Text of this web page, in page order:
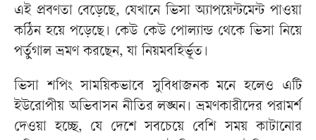
এই প্রবণতা বেড়েছে, যেখানে ভিসা অ্যাপয়েন্টমেন্ট পাওয়া
কঠিন হয়ে পড়েছে। কেউ কেউ পোল্যান্ড থেকে ভিসা নিয়ে
পর্তুগাল ভ্রমণ করছেন, যা নিয়মবহির্ভূত।
ভিসা শপিং সাময়িকভাবে সুবিধাজনক মনে হলেও এটি
ইউরোপীয় অভিবাসন নীতির লঙ্ঘন। ভ্রমণকারীদের পরামর্শ
দেওয়া হচ্ছে, যে দেশে সবচেয়ে বেশি সময় কাটানোর